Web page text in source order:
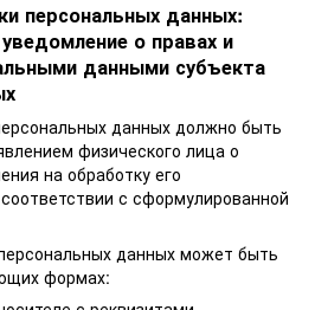
персональных данных:
о правах и
данными субъекта
данных должно быть
физического лица о
на обработку его
с сформулированной
данных может быть
формах: